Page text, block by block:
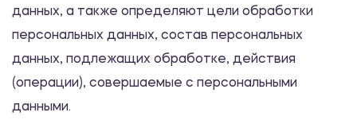
данных, а также определяют цели обработки
персональных данных, состав персональных
данных, подлежащих обработке, действия
(операции), совершаемые с персональными
данными.